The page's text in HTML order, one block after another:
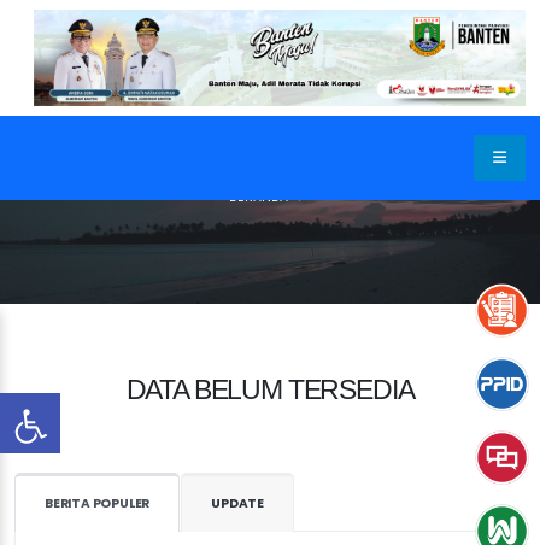
BERANDA
DATA BELUM TERSEDIA
BERITA POPULER UPDATE